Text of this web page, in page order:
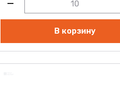
В корзину